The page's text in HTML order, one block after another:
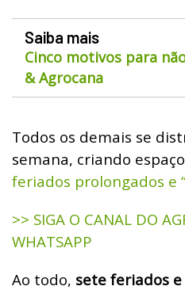
Saiba mais
Cinco motivos para
& Agrocana
Todos os demais se
semana, criando
feriados prolongados e
>> SIGA O CANAL DO
WHATSAPP
Ao todo, sete feriados